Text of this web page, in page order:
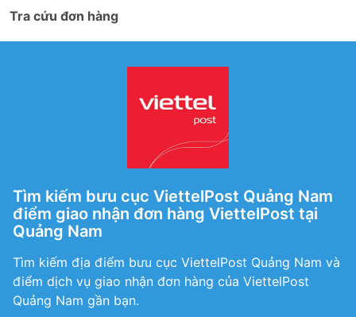
Tra cứu đơn hàng
Tìm kiếm bưu cục ViettelPost Quảng Nam
điểm giao nhận đơn hàng ViettelPost tại
Quảng Nam
Tìm kiếm địa điểm bưu cục ViettelPost Quảng Nam và
điểm dịch vụ giao nhận đơn hàng của ViettelPost
Quảng Nam gần bạn.